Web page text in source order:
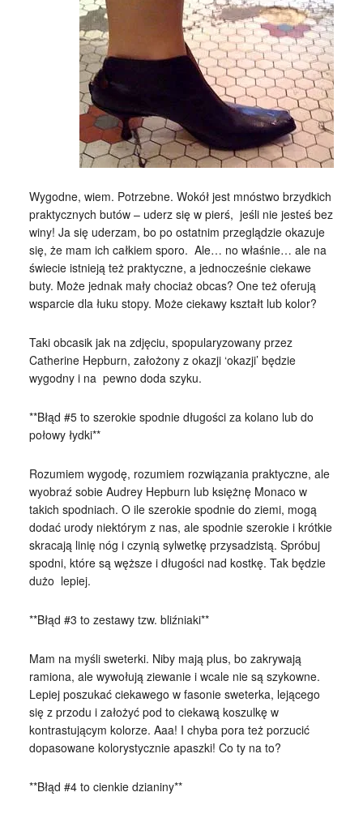
Wygodne, wiem. Potrzebne. Wokół jest mnóstwo brzydkich
praktycznych butów – uderz się w pierś, jeśli nie jesteś bez
winy! Ja się uderzam, bo po ostatnim przeglądzie okazuje
się, że mam ich całkiem sporo. Ale… no właśnie… ale na
świecie istnieją też praktyczne, a jednocześnie ciekawe
buty. Może jednak mały chociaż obcas? One też oferują
wsparcie dla łuku stopy. Może ciekawy kształt lub kolor?
Taki obcasik jak na zdjęciu, spopularyzowany przez
Catherine Hepburn, założony z okazji ‘okazji’ będzie
wygodny i na pewno doda szyku.
**Błąd #5 to szerokie spodnie długości za kolano lub do
połowy łydki**
Rozumiem wygodę, rozumiem rozwiązania praktyczne, ale
wyobraź sobie Audrey Hepburn lub księżnę Monaco w
takich spodniach. O ile szerokie spodnie do ziemi, mogą
dodać urody niektórym z nas, ale spodnie szerokie i krótkie
skracają linię nóg i czynią sylwetkę przysadzistą. Spróbuj
spodni, które są węższe i długości nad kostkę. Tak będzie
dużo lepiej.
**Błąd #3 to zestawy tzw. bliźniaki**
Mam na myśli sweterki. Niby mają plus, bo zakrywają
ramiona, ale wywołują ziewanie i wcale nie są szykowne.
Lepiej poszukać ciekawego w fasonie sweterka, lejącego
się z przodu i założyć pod to ciekawą koszulkę w
kontrastującym kolorze. Aaa! I chyba pora też porzucić
dopasowane kolorystycznie apaszki! Co ty na to?
**Błąd #4 to cienkie dzianiny**